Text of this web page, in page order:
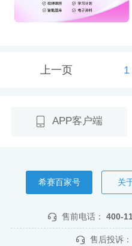
上一页
APP客户端
希赛百家号 关
售前电话： 400-
售后投诉：